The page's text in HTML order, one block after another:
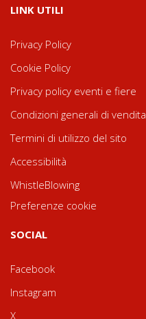
LINK UTILI
Privacy Policy
Cookie Policy
Privacy policy eventi e fiere
Condizioni generali di vendita
Termini di utilizzo del sito
Accessibilità
WhistleBlowing
Preferenze cookie
SOCIAL
Facebook
Instagram
X